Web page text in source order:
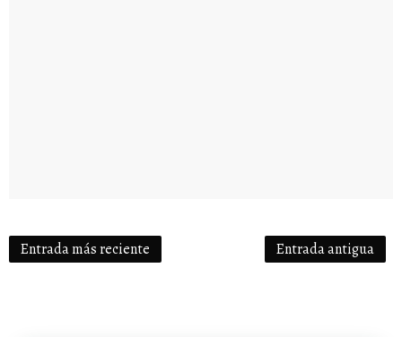
Entrada más reciente Entrada antigua